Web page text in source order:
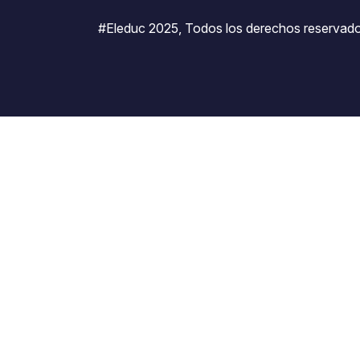
#Eleduc 2025, Todos los derechos